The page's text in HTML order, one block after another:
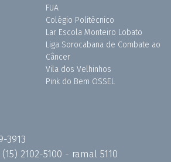
FUA
Colégio Politécnico
Lar Escola Monteiro Lobato
Liga Sorocabana de Combate ao
Câncer
Vila dos Velhinhos
Pink do Bem OSSEL
3913
(15) 2102-5100 - ramal 5110